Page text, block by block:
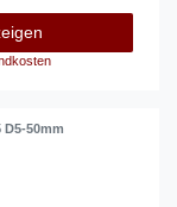
50mm